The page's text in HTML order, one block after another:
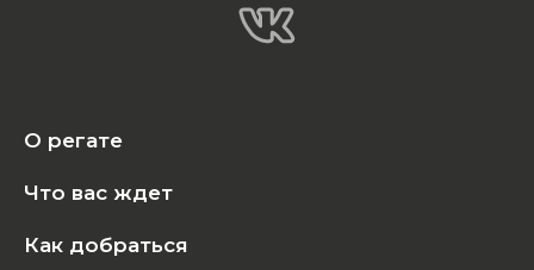
О регате
Что вас ждет
Как добраться